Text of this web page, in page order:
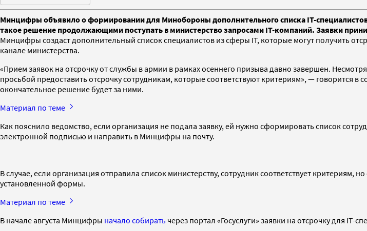
Минцифры объявило о формировании для Минобороны дополнительного списка IT-
такое решение продолжающими поступать в министерство запросами IT-компаний. Заявки
Минцифры создаст дополнительный список специалистов из сферы IT, которые могут получить
канале министерства.
«Прием заявок на отсрочку от службы в армии в рамках осеннего призыва давно завершен.
просьбой предоставить отсрочку сотрудникам, которые соответствуют критериям», —
окончательное решение будет за ними.
Материал по теме
Как пояснило ведомство, если организация не подала заявку, ей нужно сформировать список
электронной подписью и направить в Минцифры на почту.
В случае, если организация отправила список министерству, сотрудник соответствует
установленной формы.
Материал по теме
В начале августа Минцифры начало собирать через портал «Госуслуги» заявки на отсрочку для IT-